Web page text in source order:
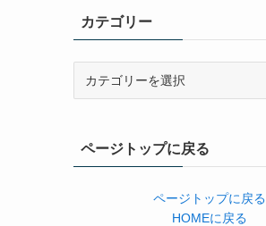
カテゴリー
ーページトップに戻る
ページトップに戻る
HOMEに戻る